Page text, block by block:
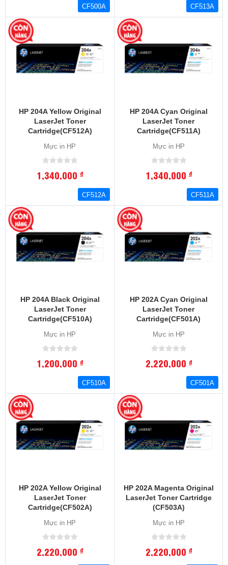
CF500A CF513A
HP 204A Yellow Original
LaserJet Toner
Cartridge(CF512A)
Mực in HP
1,340,000đ
CF512A
HP 204A Cyan Original
LaserJet Toner
Cartridge(CF511A)
Mực in HP
1,340,000đ
CF511A
HP 204A Black Original
LaserJet Toner
Cartridge(CF510A)
Mực in HP
1,200,000đ
CF510A
HP 202A Cyan Original
LaserJet Toner
Cartridge(CF501A)
Mực in HP
2,220,000đ
CF501A
HP 202A Yellow Original
LaserJet Toner
Cartridge(CF502A)
Mực in HP
2,220,000đ
HP 202A Magenta Original
LaserJet Toner Cartridge
(CF503A)
Mực in HP
2,220,000đ